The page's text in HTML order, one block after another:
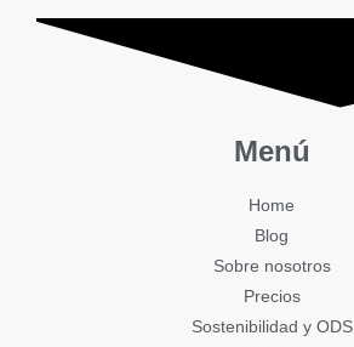
Menú
Home
Blog
Sobre nosotros
Precios
Sostenibilidad y ODS